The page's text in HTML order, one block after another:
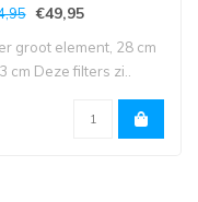
€49,95
groot element, 28 cm
cm Deze filters zi..